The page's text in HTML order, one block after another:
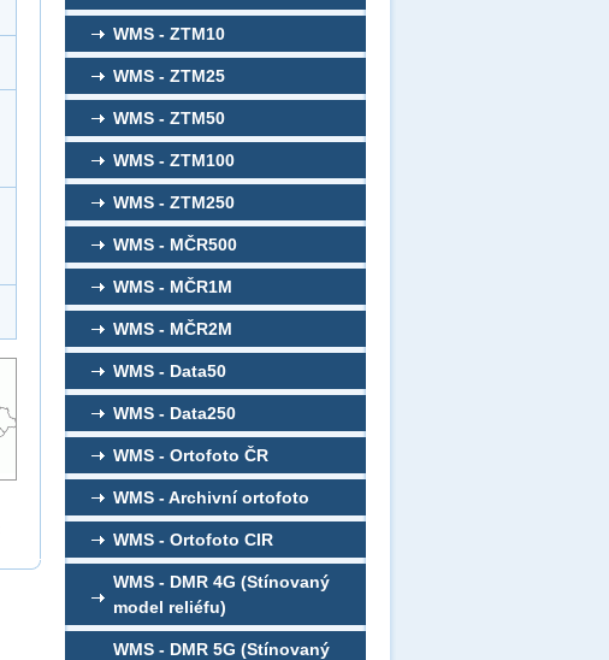
WMS - ZTM10
WMS - ZTM25
WMS - ZTM50
WMS - ZTM100
WMS - ZTM250
WMS - MČR500
WMS - MČR1M
WMS - MČR2M
WMS - Data50
WMS - Data250
WMS - Ortofoto ČR
WMS - Archivní ortofoto
WMS - Ortofoto CIR
WMS - DMR 4G (Stínovaný
model reliéfu)
WMS - DMR 5G (Stínovaný